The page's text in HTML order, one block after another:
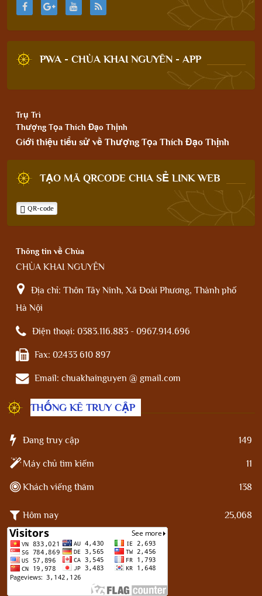
PWA - CHÙA KHAI NGUYÊN - APP
Trụ Trì
Thượng Tọa Thích Đạo Thịnh
Giới thiệu tiểu sử về Thượng Tọa Thích Đạo Thịnh
TẠO MÃ QRCODE CHIA SẺ LINK WEB
QR-code
Thông tin về Chùa
CHÙA KHAI NGUYÊN
Địa chỉ: Thôn Tây Ninh, Xã Đoài Phương, Thành phố
Hà Nội
Điện thoại: 0383.116.883 - 0967.914.696
Fax: 02433 610 897
Email: chuakhainguyen @ gmail.com
THỐNG KÊ TRUY CẬP
Đang truy cập 149
Máy chủ tìm kiếm 11
Khách viếng thăm 138
Hôm nay 25,068